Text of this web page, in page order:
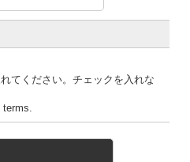
てください。チェックを入れな
terms.